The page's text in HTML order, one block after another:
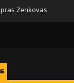
Zenkovas